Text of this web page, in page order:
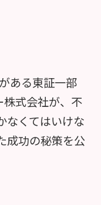
ある東証一部
株式会社が、不
なくてはいけな
成功の秘策を公